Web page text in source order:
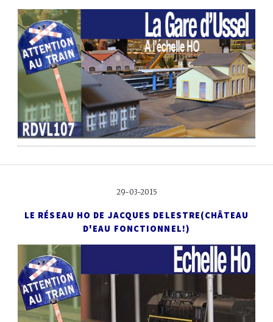
29-03-2015
LE RÉSEAU HO DE JACQUES DELESTRE(CHÂTEAU
D'EAU FONCTIONNEL!)